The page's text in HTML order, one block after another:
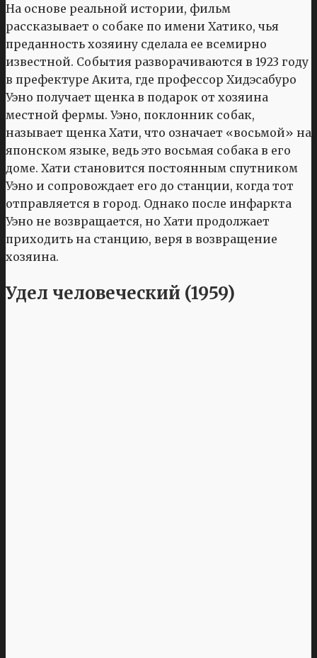
На основе реальной истории, фильм
рассказывает о собаке по имени Хатико, чья
преданность хозяину сделала ее всемирно
известной. События разворачиваются в 1923 году
в префектуре Акита, где профессор Хидэсабуро
Уэно получает щенка в подарок от хозяина
местной фермы. Уэно, поклонник собак,
называет щенка Хати, что означает «восьмой» на
японском языке, ведь это восьмая собака в его
доме. Хати становится постоянным спутником
Уэно и сопровождает его до станции, когда тот
отправляется в город. Однако после инфаркта
Уэно не возвращается, но Хати продолжает
приходить на станцию, веря в возвращение
хозяина.
Удел человеческий (1959)